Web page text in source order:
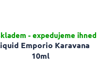
Emporio Karavana
10ml
hodnocení produktu je 4,0
- expedujeme ihned